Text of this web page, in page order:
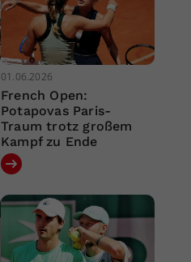
01.06.2026
French Open:
Potapovas Paris-
Traum trotz großem
Kampf zu Ende